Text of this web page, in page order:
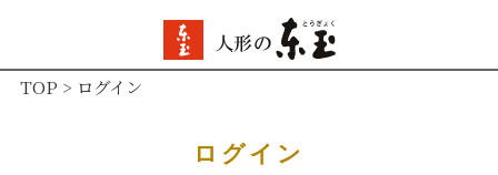
TOP ログイン
ログイン